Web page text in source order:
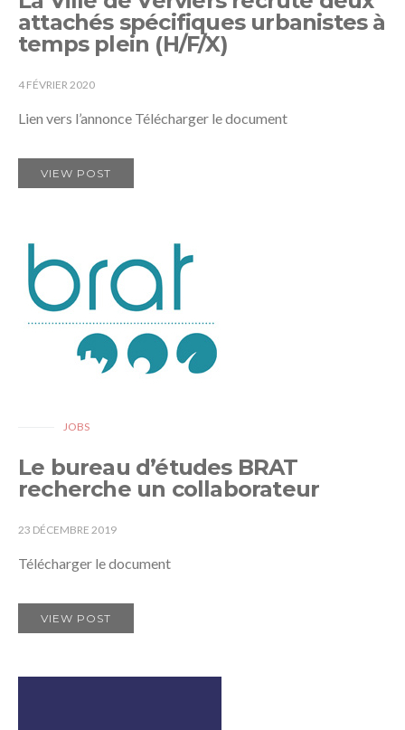
attachés spécifiques urbanistes à
temps plein (H/F/X)
4 FÉVRIER 2020
Lien vers l’annonce Télécharger le document
VIEW POST
JOBS
Le bureau d’études BRAT
recherche un collaborateur
23 DÉCEMBRE 2019
Télécharger le document
VIEW POST